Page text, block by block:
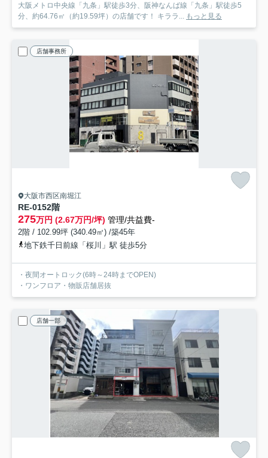
大阪メトロ中央線「九条」駅徒歩3分、阪神なんば線「九条」駅徒歩5
分、約64.76㎡（約19.59坪）の店舗です！ キララ...
もっと見る
店舗事務所
大阪市西区南堀江
RE-0152階
275万円 (2.67万円/坪) 管理/共益費-
2階 / 102.99坪 (340.49㎡) /築45年
地下鉄千日前線「桜川」駅 徒歩5分
・夜間オートロック(6時～24時までOPEN)
・ワンフロア・物販店舗居抜
店舗一部